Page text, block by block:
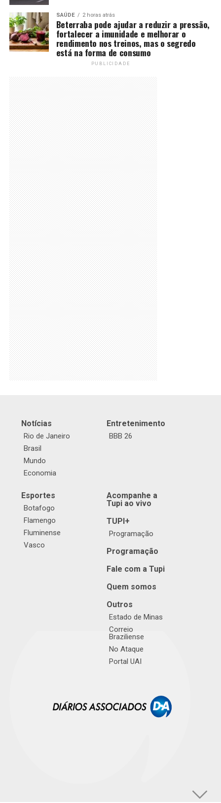
SAÚDE 2 horas atrás
Beterraba pode ajudar a reduzir a pressão,
fortalecer a imunidade e melhorar o
rendimento nos treinos, mas o segredo
está na forma de consumo
PUBLICIDADE
Notícias
Rio de Janeiro
Brasil
Mundo
Economia
Entretenimento
BBB 26
Esportes
Botafogo
Flamengo
Fluminense
Vasco
Acompanhe a
Tupi ao vivo
TUPI+
Programação
Programação
Fale com a Tupi
Quem somos
Outros
Estado de Minas
Correio
Braziliense
No Ataque
Portal UAI